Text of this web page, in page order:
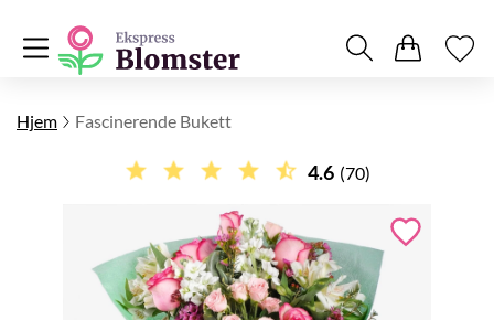
Hjem Fascinerende Bukett
4.6 (70)